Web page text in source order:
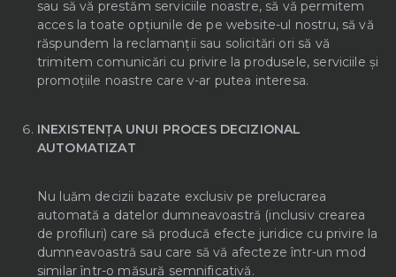
sau să vă prestăm serviciile noastre, să vă permitem
acces la toate opțiunile de pe website-ul nostru, să vă
răspundem la reclamanții sau solicitări ori să vă
trimitem comunicări cu privire la produsele, serviciile și
promoțiile noastre care v-ar putea interesa.
INEXISTENȚA UNUI PROCES DECIZIONAL
AUTOMATIZAT
Nu luăm decizii bazate exclusiv pe prelucrarea
automată a datelor dumneavoastră (inclusiv crearea
de profiluri) care să producă efecte juridice cu privire la
dumneavoastră sau care să vă afecteze într-un mod
similar într-o măsură semnificativă.